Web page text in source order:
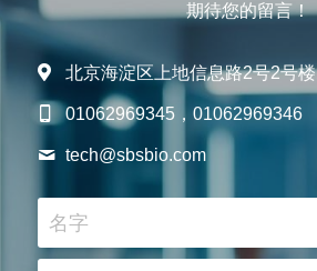
期待您的留言！
北京海淀区上地信息路2号2号
01062969345，01062969346
tech@sbsbio.com
名字